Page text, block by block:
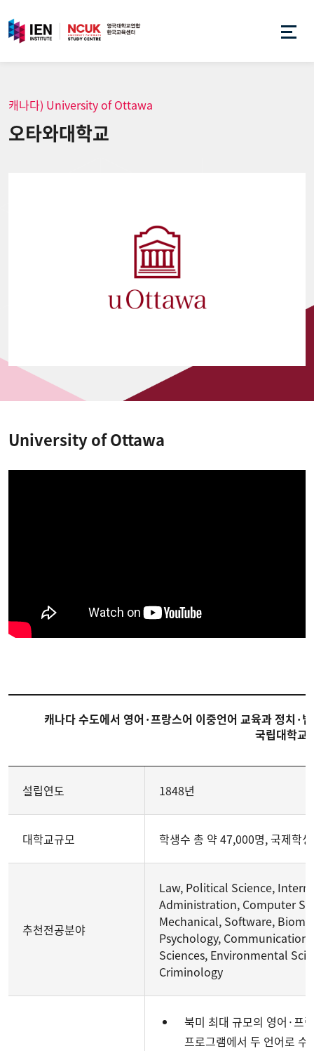
캐나다) University of Ottawa
오타와대학교
University of Ottawa
캐나다 수도에서 영어·프랑스어 이중언어 교육과 정치·
국립대학교
설립연도 1848년
대학교규모 학생수 총 약 47,000명, 국제학
추천전공분야
Law, Political Science,
Administration, Computer
Mechanical, Software,
Psychology,
Sciences, Environmental
Criminology
북미 최대 규모의 영어·프
프로그램에서 두 언어로